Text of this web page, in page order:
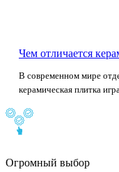
Чем отличается
В современном мире
керамическая плитка
Огромный выбор